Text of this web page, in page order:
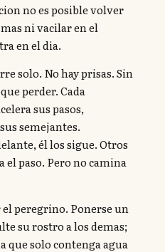
no es posible volver
ni vacilar en el
en el dia.
solo. No hay prisas. Sin
perder. Cada
sus pasos,
semejantes.
él los sigue. Otros
el paso. Pero no camina
el peregrino. Ponerse un
su rostro a los demas;
que solo contenga agua